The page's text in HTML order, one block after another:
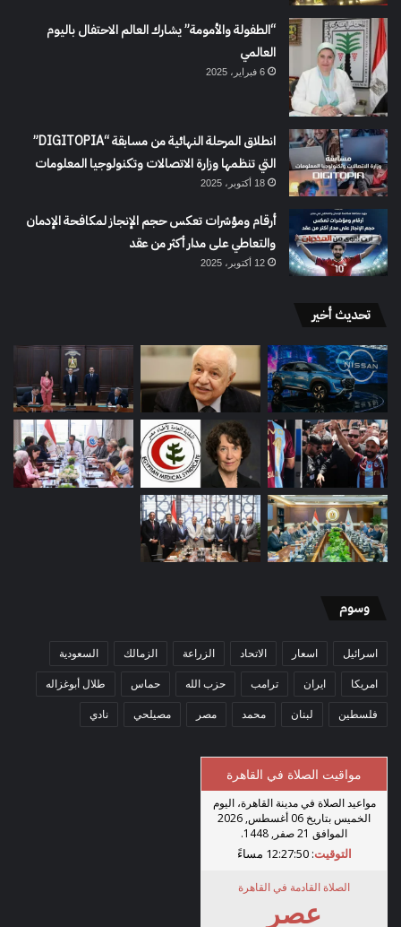
“الطفولة والأمومة” يشارك العالم الاحتفال باليوم
العالمي
6 فبراير، 2025
انطلاق المرحلة النهائية من مسابقة “DIGITOPIA”
التي تنظمها وزارة الاتصالات وتكنولوجيا المعلومات
18 أكتوبر، 2025
أرقام ومؤشرات تعكس حجم الإنجاز لمكافحة الإدمان
والتعاطي على مدار أكثر من عقد
12 أكتوبر، 2025
تحديث أخير
وسوم
اسرائيل اسعار الاتحاد الزراعة الزمالك السعودية
امريكا ايران ترامب حزب الله حماس طلال أبوغزاله
فلسطين لبنان محمد مصر مصيلحي نادي